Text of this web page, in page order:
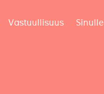
Vastuullisuus Sinulle